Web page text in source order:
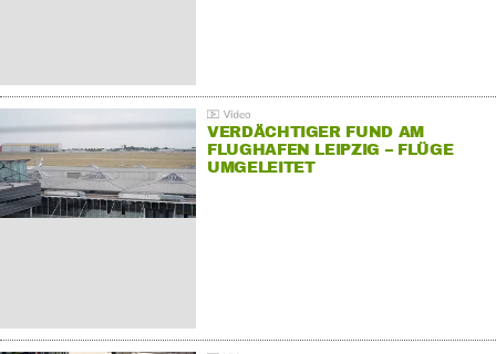
VERDÄCHTIGER FUND AM
FLUGHAFEN LEIPZIG – FLÜGE
UMGELEITET